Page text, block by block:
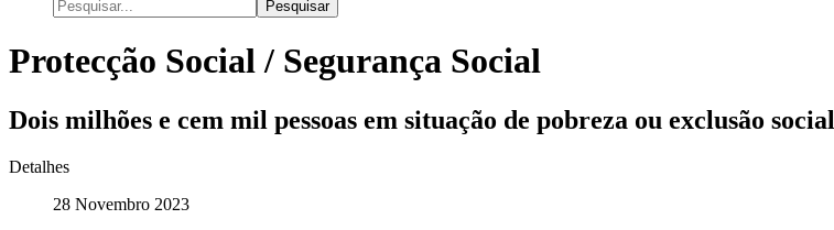
Pesquisar
Protecção Social / Segurança Social
Dois milhões e cem mil pessoas em situação de pobreza ou exclusão social
Detalhes
28 Novembro 2023